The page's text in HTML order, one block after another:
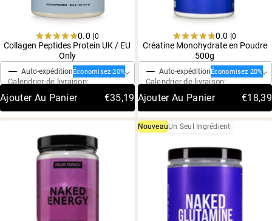
Rated
4.9
out
of
5
stars
0.0 |0
Collagen Peptides Protein UK / EU
Only
Achat ponctuel
Auto-expéditionÉconomisez 20%
Calendrier de livraison:
Ajouter Au Panier €35,19
Rated
4.9
out
of
5
stars
0.0 |0
Créatine Monohydrate en Poudre
500g
Achat ponctuel
Auto-expéditionÉconomisez 20%
Calendrier de livraison:
Ajouter Au Panier €18,39
NouveauUn Seul Ingrédient